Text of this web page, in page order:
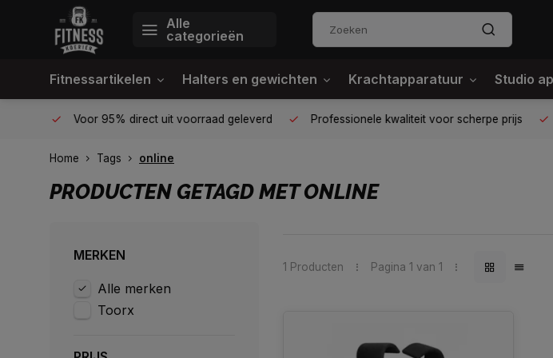
Alle
categorieën
Fitnessartikelen Halters en gewichten Krachtapparatuur Studio
Voor 95% direct uit voorraad geleverd Professionele kwaliteit voor scherpe prijs
Home Tags online
PRODUCTEN GETAGD MET ONLINE
MERKEN
Alle merken
Toorx
1 Producten Pagina 1 van 1